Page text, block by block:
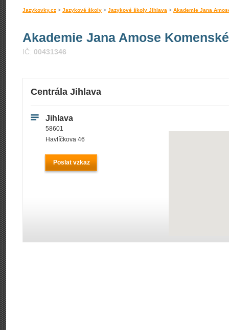
Jazykovky.cz > Jazykové školy > Jazykové školy Jihlava > Akademie Jana
Akademie Jana Amose
IČ: 00431346
Centrála Jihlava
Jihlava
58601
Havlíčkova 46
Poslat vzkaz